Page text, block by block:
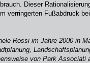
Dieser
verringerten Fußabdruck
Rossi im Jahre 2000 in
von Park Associati